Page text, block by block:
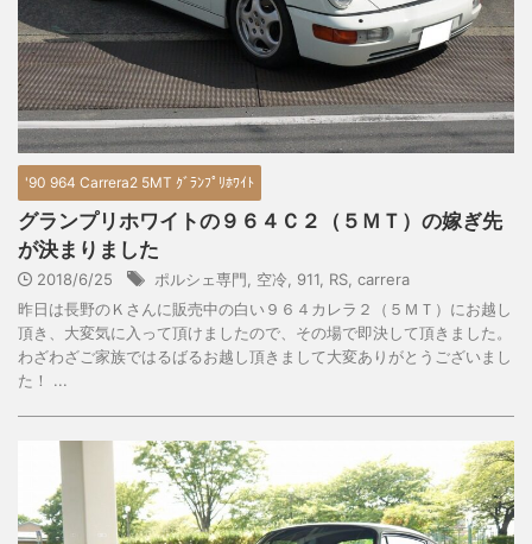
'90 964 Carrera2 5MT ｸﾞﾗﾝﾌﾟﾘﾎﾜｲﾄ
グランプリホワイトの９６４Ｃ２（５ＭＴ）の嫁ぎ先
が決まりました
2018/6/25 ポルシェ専門 空冷 911 RS carrera
昨日は長野のＫさんに販売中の白い９６４カレラ２（５ＭＴ）にお越し
頂き、大変気に入って頂けましたので、その場で即決して頂きました。
わざわざご家族ではるばるお越し頂きまして大変ありがとうございまし
た！ ...